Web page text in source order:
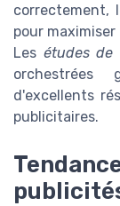
correctement,
pour
Les études de
orchestrées
d'excellents
publicitaires.